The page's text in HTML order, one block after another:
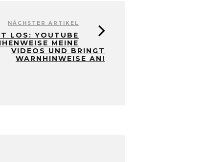
NÄCHSTER ARTIKEL
LOS: YOUTUBE
MEINE
VIDEOS UND BRINGT
WARNHINWEISE AN!